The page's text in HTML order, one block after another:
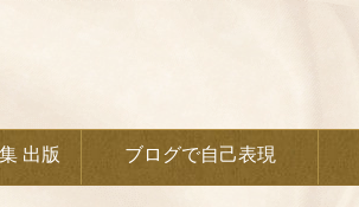
出版 ブログで自己表現